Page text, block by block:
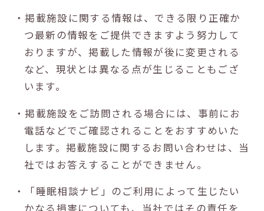
・掲載施設に関する情報は、できる限り正確か
つ最新の情報をご提供できますよう努力して
おりますが、掲載した情報が後に変更される
など、現状とは異なる点が生じることもござ
います。
・掲載施設をご訪問される場合には、事前にお
電話などでご確認されることをおすすめいた
します。掲載施設に関するお問い合わせは、当
社ではお答えすることができません。
・「睡眠相談ナビ」のご利用によって生じたい